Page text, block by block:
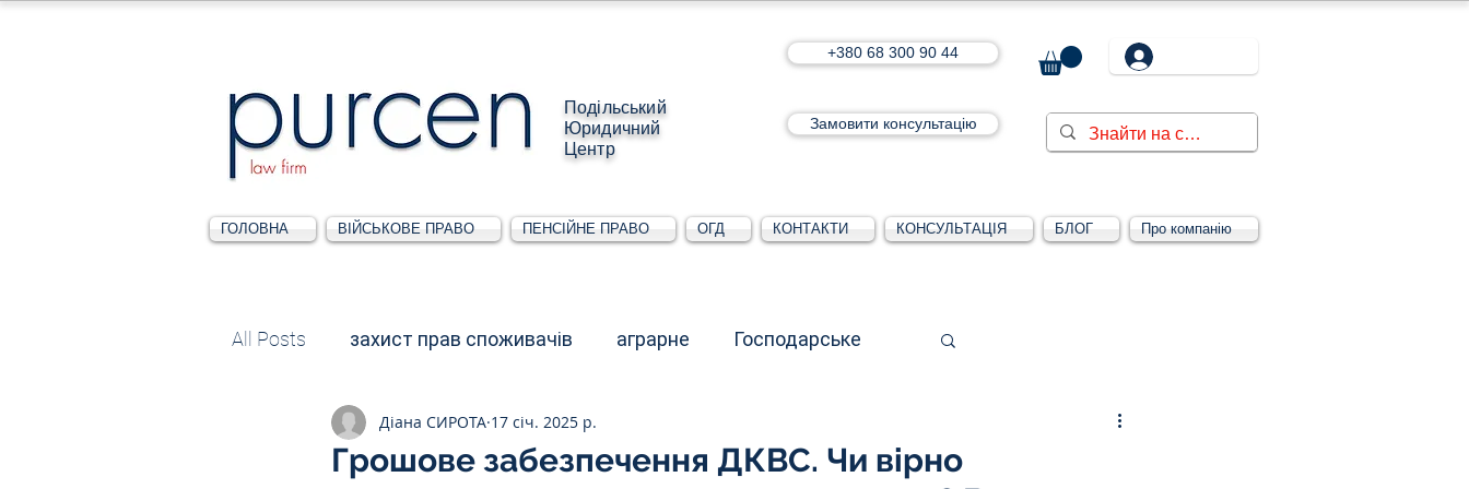
Подільський
Юридичний
Центр
+380 68 300 90 44
Замовити консультацію
ГОЛОВНА ВІЙСЬКОВЕ ПРАВО ПЕНСІЙНЕ ПРАВО ОГД КОНТАКТИ КОНСУЛЬТАЦІЯ БЛОГ Про компанію
All Posts захист прав споживачів аграрне Господарське
Податкове Адміністративне
Грошове забезпечення ДКВС. Чи вірно
Діана СИРОТА 17 січ. 2025 р.